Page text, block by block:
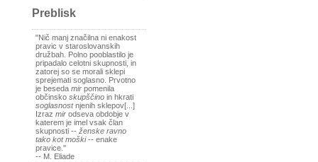
Preblisk
"Nič manj značilna ni enakost
pravic v staroslovanskih
družbah. Polno pooblastilo je
pripadalo celotni skupnosti, in
zatorej so se morali sklepi
sprejemati soglasno. Prvotno
je beseda mir pomenila
občinsko skupščino in hkrati
soglasnostnjenih sklepov[...]
Izraz mir odseva obdobje v
katerem je imel vsak član
skupnosti -- ženske ravno
tako kot moški-- enake
pravice."
-- M. Eliade